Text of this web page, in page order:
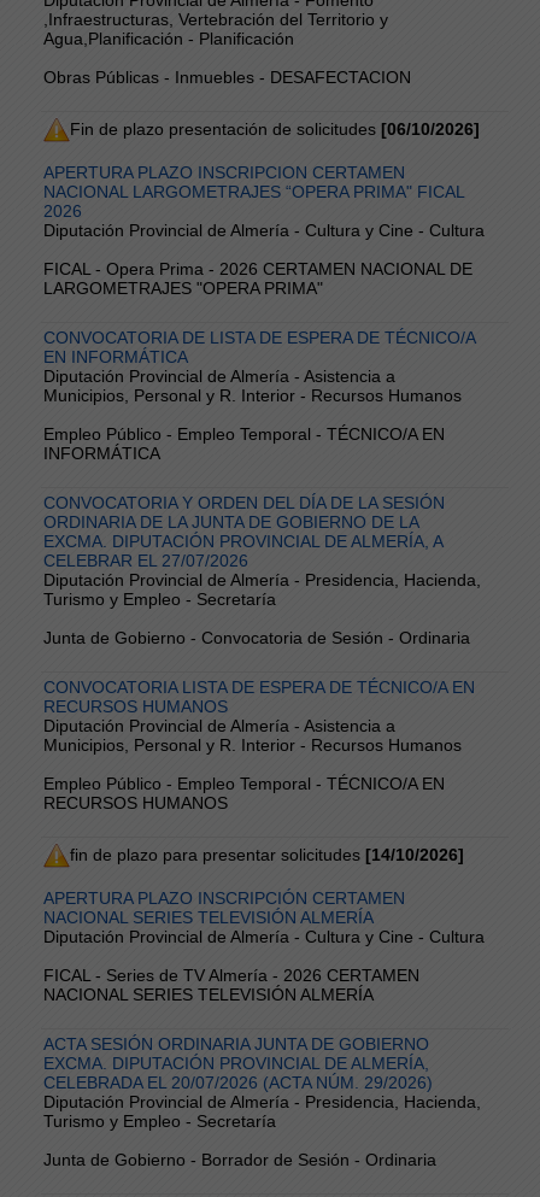
,Infraestructuras, Vertebración del Territorio y
Agua,Planificación - Planificación
Obras Públicas - Inmuebles - DESAFECTACION
Fin de plazo presentación de solicitudes [06/10/2026]
APERTURA PLAZO INSCRIPCION CERTAMEN
NACIONAL LARGOMETRAJES “OPERA PRIMA" FICAL
2026
Diputación Provincial de Almería - Cultura y Cine - Cultura
FICAL - Opera Prima - 2026 CERTAMEN NACIONAL DE
LARGOMETRAJES "OPERA PRIMA"
CONVOCATORIA DE LISTA DE ESPERA DE TÉCNICO/A
EN INFORMÁTICA
Diputación Provincial de Almería - Asistencia a
Municipios, Personal y R. Interior - Recursos Humanos
Empleo Público - Empleo Temporal - TÉCNICO/A EN
INFORMÁTICA
CONVOCATORIA Y ORDEN DEL DÍA DE LA SESIÓN
ORDINARIA DE LA JUNTA DE GOBIERNO DE LA
EXCMA. DIPUTACIÓN PROVINCIAL DE ALMERÍA, A
CELEBRAR EL 27/07/2026
Diputación Provincial de Almería - Presidencia, Hacienda,
Turismo y Empleo - Secretaría
Junta de Gobierno - Convocatoria de Sesión - Ordinaria
CONVOCATORIA LISTA DE ESPERA DE TÉCNICO/A EN
RECURSOS HUMANOS
Diputación Provincial de Almería - Asistencia a
Municipios, Personal y R. Interior - Recursos Humanos
Empleo Público - Empleo Temporal - TÉCNICO/A EN
RECURSOS HUMANOS
fin de plazo para presentar solicitudes [14/10/2026]
APERTURA PLAZO INSCRIPCIÓN CERTAMEN
NACIONAL SERIES TELEVISIÓN ALMERÍA
Diputación Provincial de Almería - Cultura y Cine - Cultura
FICAL - Series de TV Almería - 2026 CERTAMEN
NACIONAL SERIES TELEVISIÓN ALMERÍA
ACTA SESIÓN ORDINARIA JUNTA DE GOBIERNO
EXCMA. DIPUTACIÓN PROVINCIAL DE ALMERÍA,
CELEBRADA EL 20/07/2026 (ACTA NÚM. 29/2026)
Diputación Provincial de Almería - Presidencia, Hacienda,
Turismo y Empleo - Secretaría
Junta de Gobierno - Borrador de Sesión - Ordinaria